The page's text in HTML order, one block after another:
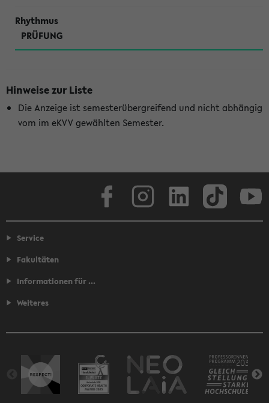
PRÜFUNG
Hinweise zur Liste
Die Anzeige ist semesterübergreifend und nicht abhängig
vom im eKVV gewählten Semester.
Service
Fakultäten
Informationen für ...
Weiteres